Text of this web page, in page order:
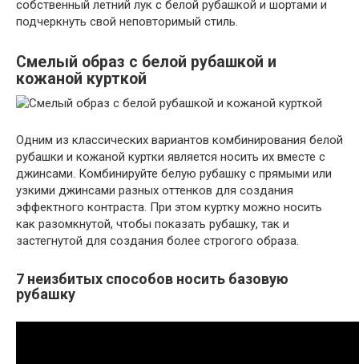
собственный летний лук с белой рубашкой и шортами и
подчеркнуть свой неповторимый стиль.
Смелый образ с белой рубашкой и
кожаной курткой
Одним из классических вариантов комбинирования белой
рубашки и кожаной куртки является носить их вместе с
джинсами. Комбинируйте белую рубашку с прямыми или
узкими джинсами разных оттенков для создания
эффектного контраста. При этом куртку можно носить
как разомкнутой, чтобы показать рубашку, так и
застегнутой для создания более строгого образа.
7 неизбитых способов носить базовую
рубашку